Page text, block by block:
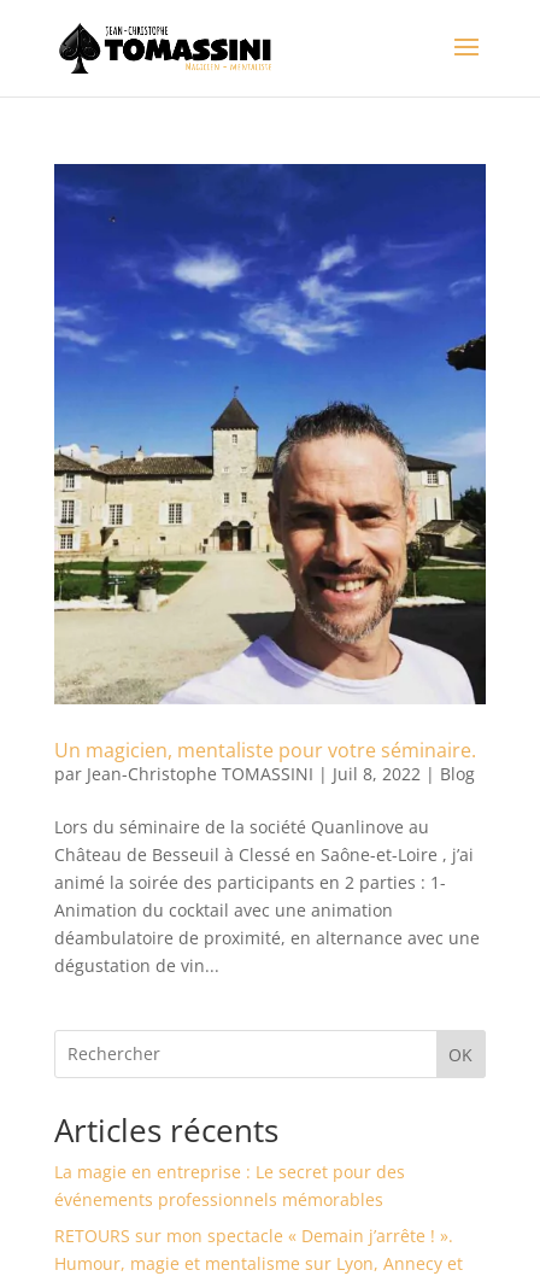
Un magicien, mentaliste pour votre séminaire.
par Jean-Christophe TOMASSINI | Juil 8, 2022| Blog
Lors du séminaire de la société Quanlinove au
Château de Besseuil à Clessé en Saône-et-Loire , j’ai
animé la soirée des participants en 2 parties : 1-
Animation du cocktail avec une animation
déambulatoire de proximité, en alternance avec une
dégustation de vin...
OK
Articles récents
La magie en entreprise : Le secret pour des
événements professionnels mémorables
RETOURS sur mon spectacle « Demain j’arrête ! ».
Humour, magie et mentalisme sur Lyon, Annecy et